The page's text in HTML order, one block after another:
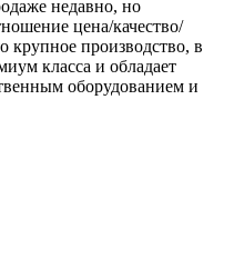
недавно, но
цена/качество/
крупное производство, в
класса и обладает
оборудованием и